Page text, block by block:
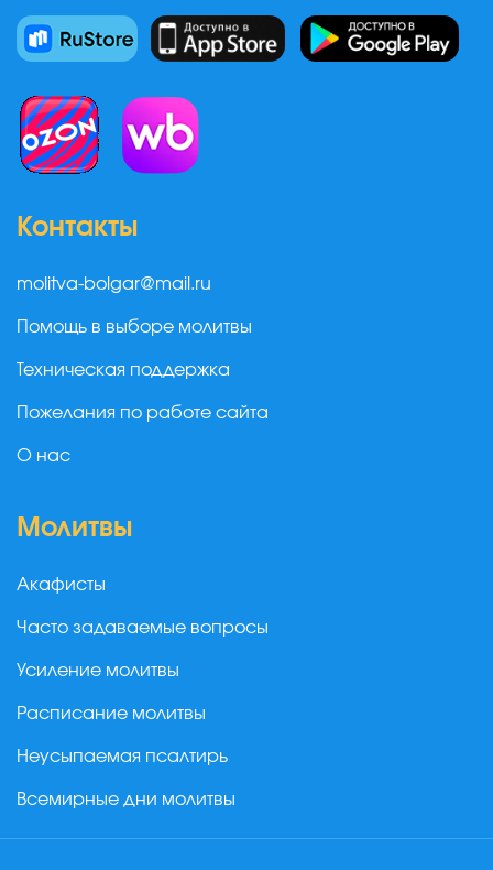
Контакты
molitva-bolgar@mail.ru
Помощь в выборе молитвы
Техническая поддержка
Пожелания по работе сайта
О нас
Молитвы
Акафисты
Часто задаваемые вопросы
Усиление молитвы
Расписание молитвы
Неусыпаемая псалтирь
Всемирные дни молитвы